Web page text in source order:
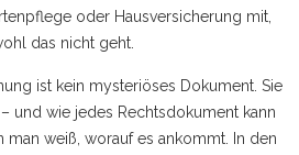
oder Hausversicherung mit,
das nicht geht.
ist kein mysteriöses Dokument. Sie
und wie jedes Rechtsdokument kann
man weiß, worauf es ankommt. In den